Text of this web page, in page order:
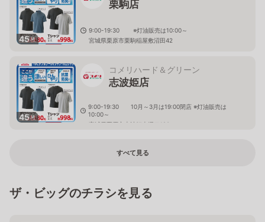
45枚
栗駒店
9:00-19:30 ※灯油販売は10:00～
宮城県栗原市栗駒稲屋敷沼田42
45枚
コメリハード＆グリーン
志波姫店
9:00-19:30 10月～3月は19:00閉店 ※灯油販売は
10:00～
宮城県栗原市志波姫南堀口120
すべて見る
ザ・ビッグのチラシを見る